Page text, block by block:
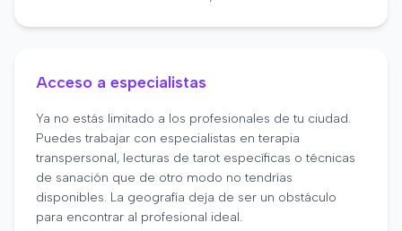
Acceso a especialistas
Ya no estás limitado a los profesionales de tu ciudad.
Puedes trabajar con especialistas en terapia
transpersonal, lecturas de tarot específicas o técnicas
de sanación que de otro modo no tendrías
disponibles. La geografía deja de ser un obstáculo
para encontrar al profesional ideal.